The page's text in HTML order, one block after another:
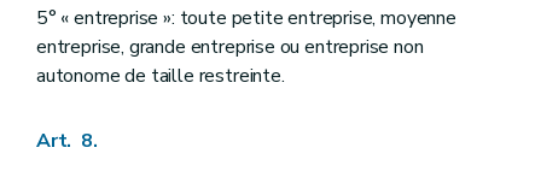
5° « entreprise »: toute petite entreprise, moyenne
entreprise, grande entreprise ou entreprise non
autonome de taille restreinte.
Art. 8.